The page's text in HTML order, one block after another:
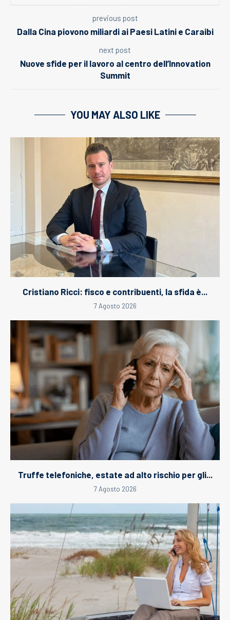
previous post
Dalla Cina piovono miliardi ai Paesi Latini e Caraibi
next post
Nuove sfide per il lavoro al centro dell’Innovation
Summit
YOU MAY ALSO LIKE
Cristiano Ricci: fisco e contribuenti, la sfida è...
7 Agosto 2026
Truffe telefoniche, estate ad alto rischio per gli...
7 Agosto 2026